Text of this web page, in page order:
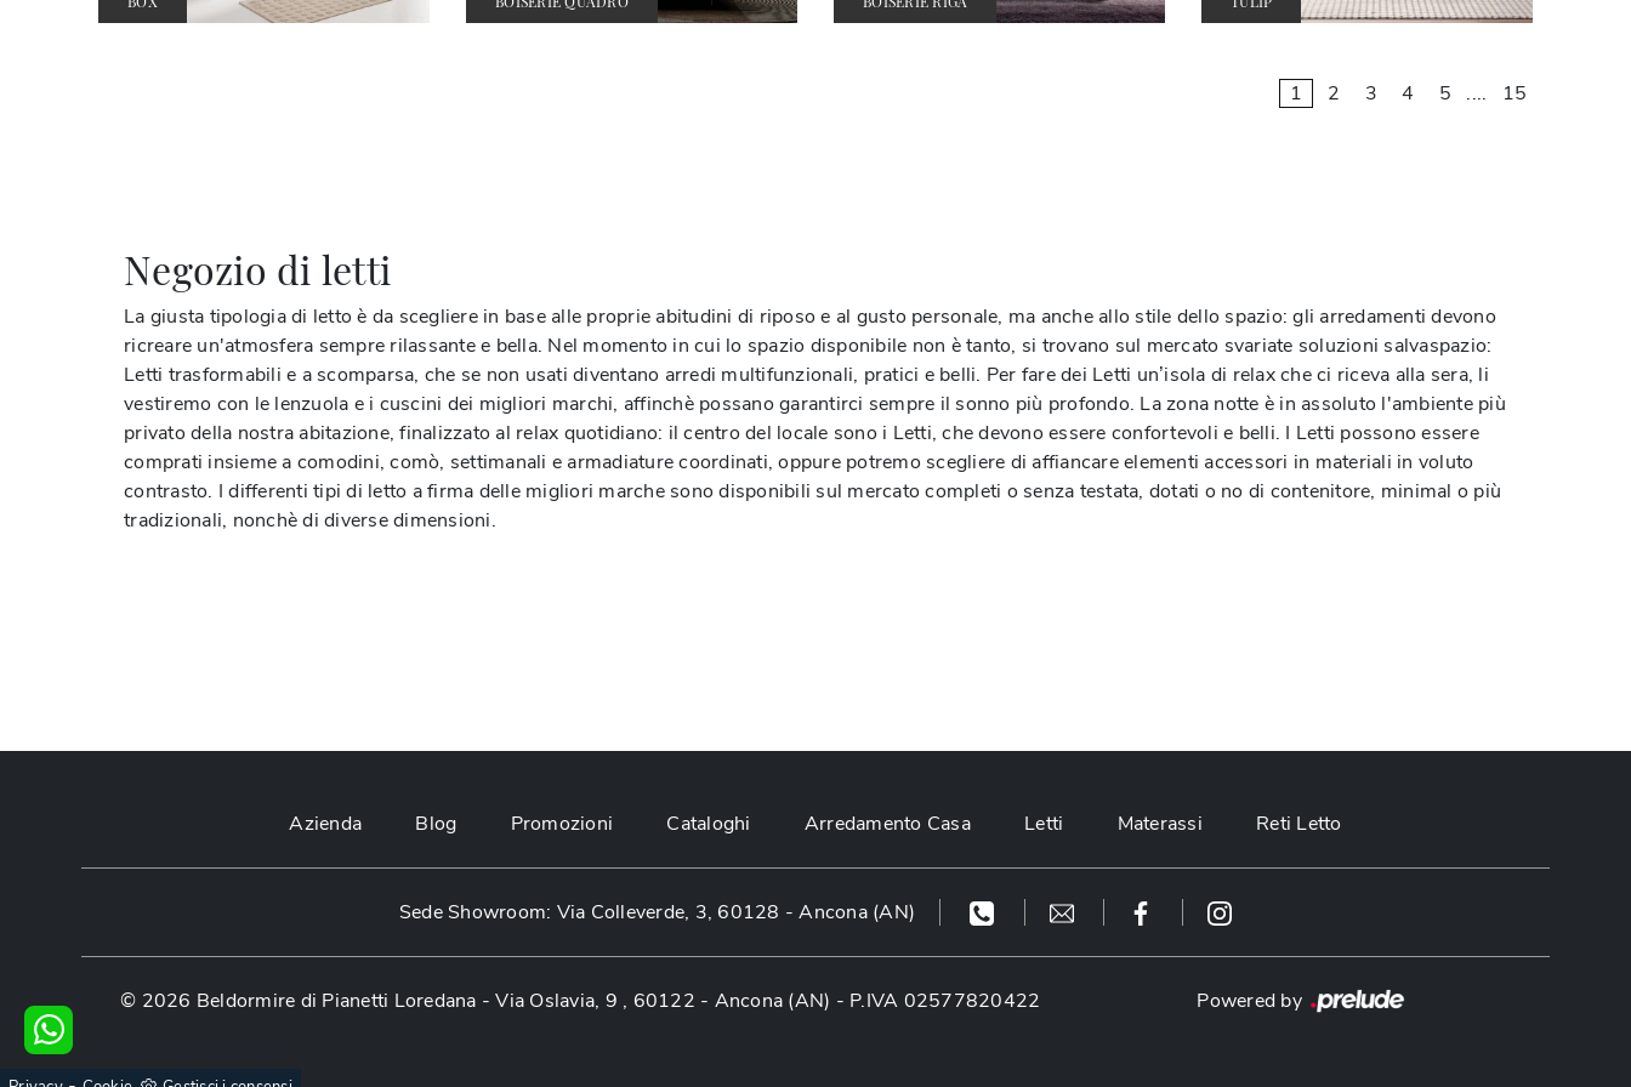
1 2 3 4 5 .... 15
Negozio di letti
La giusta tipologia di letto è da scegliere in base alle proprie abitudini di riposo e al gusto personale, ma anche allo stile dello spazio: gli arredamenti devono
ricreare un'atmosfera sempre rilassante e bella. Nel momento in cui lo spazio disponibile non è tanto, si trovano sul mercato svariate soluzioni salvaspazio:
Letti trasformabili e a scomparsa, che se non usati diventano arredi multifunzionali, pratici e belli. Per fare dei Letti un’isola di relax che ci riceva alla sera, li
vestiremo con le lenzuola e i cuscini dei migliori marchi, affinchè possano garantirci sempre il sonno più profondo. La zona notte è in assoluto l'ambiente più
privato della nostra abitazione, finalizzato al relax quotidiano: il centro del locale sono i Letti, che devono essere confortevoli e belli. I Letti possono essere
comprati insieme a comodini, comò, settimanali e armadiature coordinati, oppure potremo scegliere di affiancare elementi accessori in materiali in voluto
contrasto. I differenti tipi di letto a firma delle migliori marche sono disponibili sul mercato completi o senza testata, dotati o no di contenitore, minimal o più
tradizionali, nonchè di diverse dimensioni.
Azienda Blog Promozioni Cataloghi Arredamento Casa Letti Materassi Reti Letto
Sede Showroom: Via Colleverde, 3, 60128 - Ancona (AN)
© 2026 Beldormire di Pianetti Loredana -Via Oslavia, 9 , 60122 - Ancona (AN) - P.IVA 02577820422 Powered by